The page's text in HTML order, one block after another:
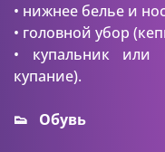
• нижнее белье и
• головной убор
• купальник или
купание).
👟 Обувь